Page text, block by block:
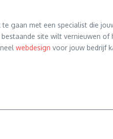
gaan met een specialist die
site wilt vernieuwen
webdesign voor jouw bedrijf